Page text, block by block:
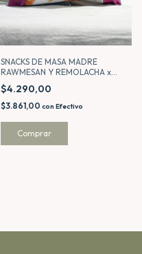
SNACKS DE MASA MADRE
RAWMESAN Y REMOLACHA x
130GMS - ALMADRE
$4.290,00
$3.861,00 con Efectivo